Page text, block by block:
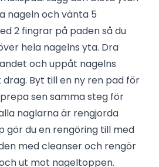
nageln och vänta 5
2 fingrar på paden så du
hela nagelns yta. Dra
och uppåt nagelns
Byt till en ny ren pad för
sen samma steg för
naglarna är rengjorda
gör du en rengöring till med
med cleanser och rengör
ut mot nageltoppen.